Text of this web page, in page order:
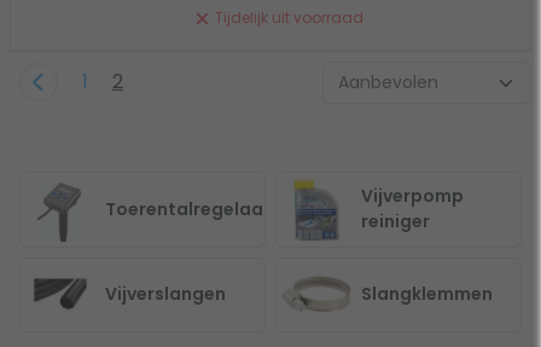
Tijdelijk uit voorraad
1 2
Toerentalregelaars
Vijverpomp
reiniger
Vijverslangen Slangklemmen